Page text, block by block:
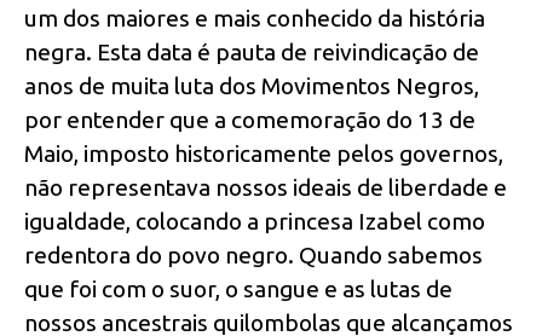
um dos maiores e mais conhecido da história
negra. Esta data é pauta de reivindicação de
anos de muita luta dos Movimentos Negros,
por entender que a comemoração do 13 de
Maio, imposto historicamente pelos governos,
não representava nossos ideais de liberdade e
igualdade, colocando a princesa Izabel como
redentora do povo negro. Quando sabemos
que foi com o suor, o sangue e as lutas de
nossos ancestrais quilombolas que alcançamos